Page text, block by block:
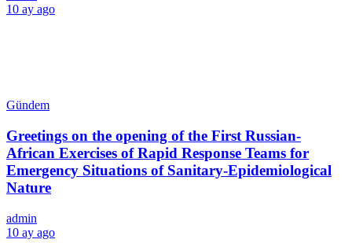
10 ay ago
Gündem
Greetings on the opening of the First Russian-
African Exercises of Rapid Response Teams for
Emergency Situations of Sanitary-Epidemiological
Nature
admin
10 ay ago